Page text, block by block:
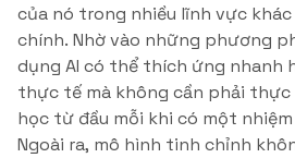
của nó trong nhiều lĩnh vực
chính. Nhờ vào những phương
dụng AI có thể thích ứng nhanh
thực tế mà không cần phải thực
học từ đầu mỗi khi có một
Ngoài ra, mô hình tinh chỉnh